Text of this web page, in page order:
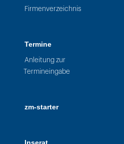
Firmenverzeichnis
Termine
Anleitung zur
Termineingabe
zm-starter
Inserat